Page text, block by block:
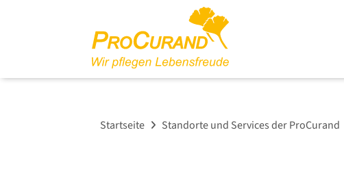
Startseite Standorte und Services der ProCurand